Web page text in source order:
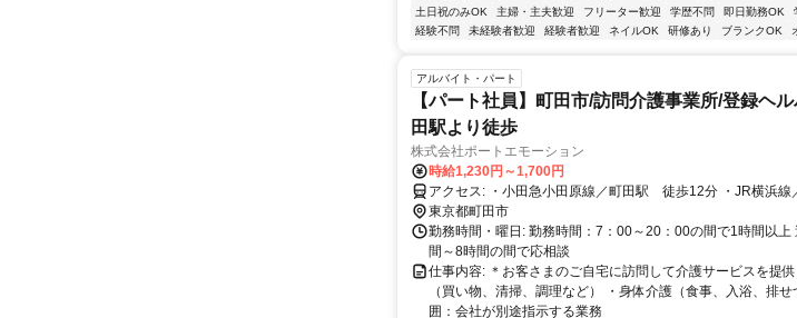
土日祝のみOK
主婦・主夫歓迎 フリーター歓迎 学歴不問 即日勤務OK
経験不問
未経験者歓迎 経験者歓迎 ネイルOK 研修あり ブランクOK
アルバイト・パート
【パート社員】町田市/訪問介護事業所/登録ヘ
田駅より徒歩
株式会社ポートエモーション
時給1,230円～1,700円
アクセス: ・小田急小田原
東京都町田市
勤務時間・曜日: 勤務時間：7：00～20：00の間で1時間以上
間～8時間の間で応相談
仕事内容: ＊お客さまのご自宅に訪問して介護サービスを提
（買い物、清掃、調理など） ・身体介護（食事、入浴、排
囲：会社が別途指示する業務